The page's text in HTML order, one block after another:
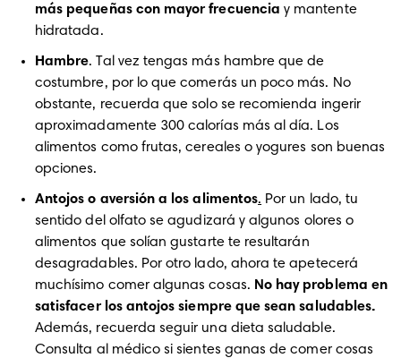
más pequeñas con mayor frecuencia y mantente
hidratada.
Hambre. Tal vez tengas más hambre que de
costumbre, por lo que comerás un poco más. No
obstante, recuerda que solo se recomienda ingerir
aproximadamente 300 calorías más al día. Los
alimentos como frutas, cereales o yogures son buenas
opciones.
Antojos o aversión a los alimentos. Por un lado, tu
sentido del olfato se agudizará y algunos olores o
alimentos que solían gustarte te resultarán
desagradables. Por otro lado, ahora te apetecerá
muchísimo comer algunas cosas. No hay problema en
satisfacer los antojos siempre que sean saludables.
Además, recuerda seguir una dieta saludable.
Consulta al médico si sientes ganas de comer cosas